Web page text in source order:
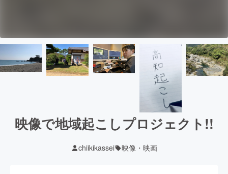
映像で地域起こしプロジェクト!!
chiikikassei 映像・映画